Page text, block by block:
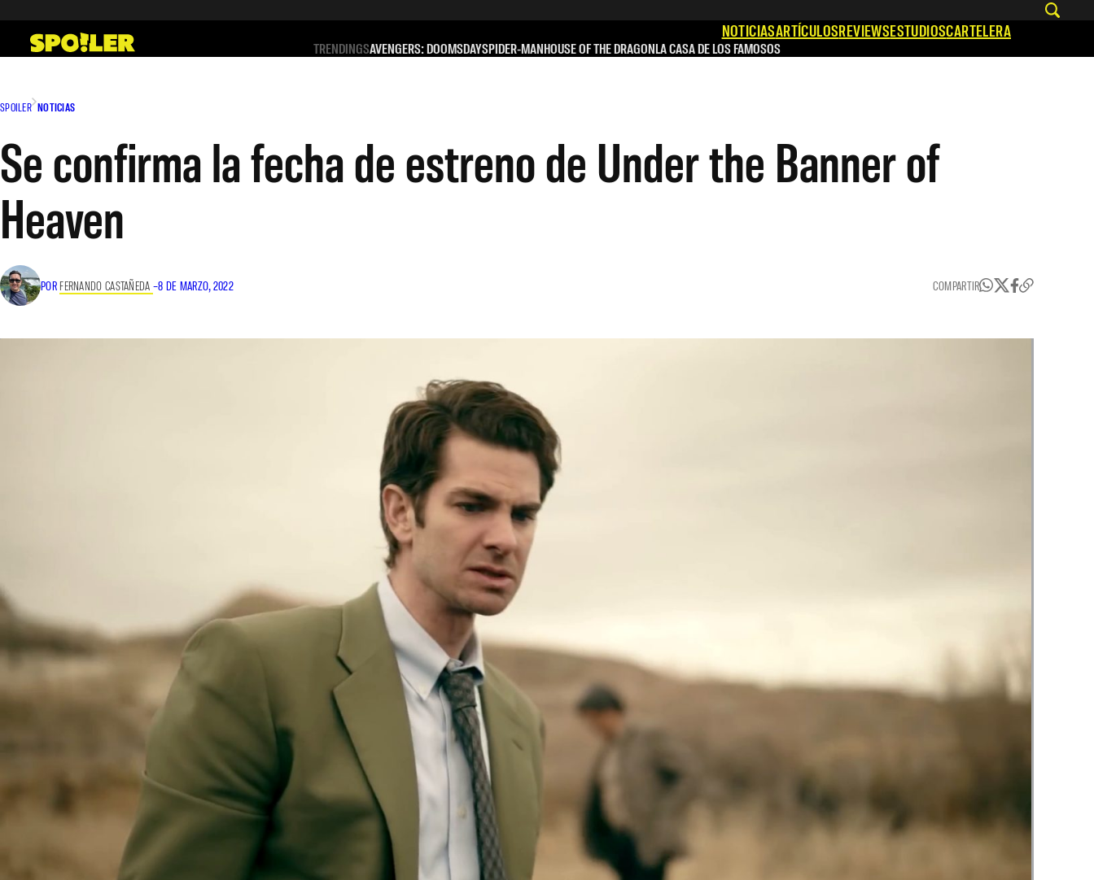
contenido
NOTICIASARTÍCULOSREVIEWSESTUDIOSCARTELERA
TRENDINGSAVENGERS: DOOMSDAYSPIDER-MANHOUSE OF THE DRAGONLA CASA DE LOS FAMOSOS
SPOILER NOTICIAS
Se confirma la fecha de estreno de Under the Banner of
Heaven
POR FERNANDO CASTAÑEDA –8 DE MARZO, 2022 COMPARTIR